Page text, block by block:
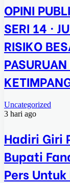
OPINI
SERI 14 ·
RISIKO
Uncategorized
3 hari ago
Hadiri Giri
Bupati
Pers